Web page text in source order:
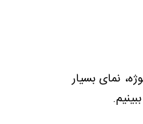
نمای بسیار